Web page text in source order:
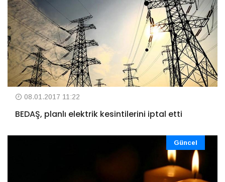
08.01.2017 11:22
BEDAŞ, planlı elektrik kesintilerini iptal etti
Güncel